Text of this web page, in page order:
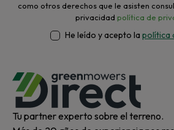
como otros derechos que le asisten
privacidad política de
He leído y acepto la política
Tu partner experto sobre el terreno.